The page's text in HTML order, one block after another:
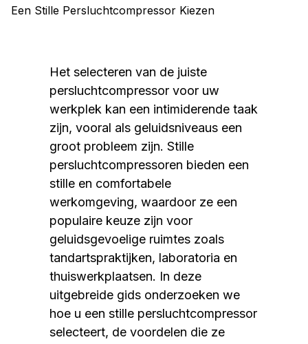
Een Stille Persluchtcompressor Kiezen
Het selecteren van de juiste
persluchtcompressor voor uw
werkplek kan een intimiderende taak
zijn, vooral als geluidsniveaus een
groot probleem zijn. Stille
persluchtcompressoren bieden een
stille en comfortabele
werkomgeving, waardoor ze een
populaire keuze zijn voor
geluidsgevoelige ruimtes zoals
tandartspraktijken, laboratoria en
thuiswerkplaatsen. In deze
uitgebreide gids onderzoeken we
hoe u een stille persluchtcompressor
selecteert, de voordelen die ze